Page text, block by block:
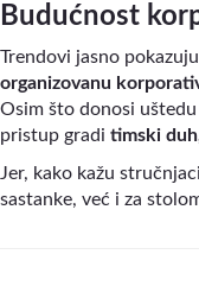
Budućnost
Trendovi jasno
organizovanu
Osim što donosi
pristup gradi timski
Jer, kako kažu
sastanke, već i za